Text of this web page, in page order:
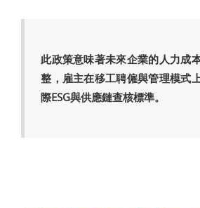
此政策意味著未來企業的人力成
整，雇主在移工聘僱與管理模式
際ESG與供應鏈查核標準。